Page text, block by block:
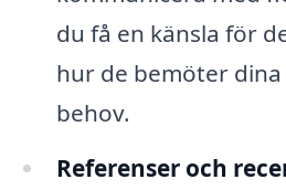
du få en känsla för
hur de bemöter
behov.
Referenser och